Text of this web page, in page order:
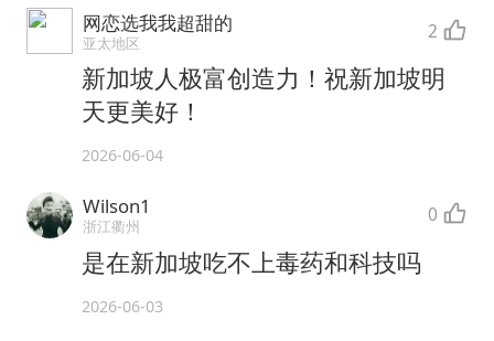
网恋选我我超甜的
亚太地区 2
新加坡人极富创造力！祝新加坡明
天更美好！
2026-06-04
Wilson1
浙江衢州 0
是在新加坡吃不上毒药和科技吗
2026-06-03